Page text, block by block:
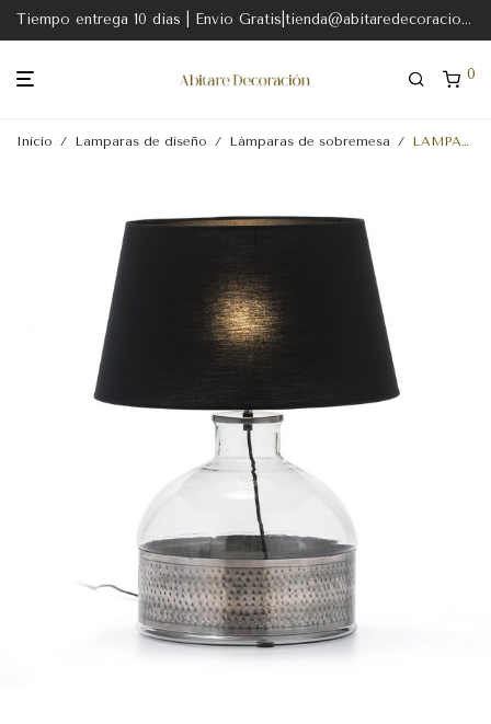
Tiempo entrega 10 dias | Envio Gratis|tienda@abitaredecoracion.com
0
Inicio / Lamparas de diseño / Lámparas de sobremesa / LAMPARA SOBREMESA 33x33x40 CRISTAL-METAL PLATEADO-SIN PANTALLA